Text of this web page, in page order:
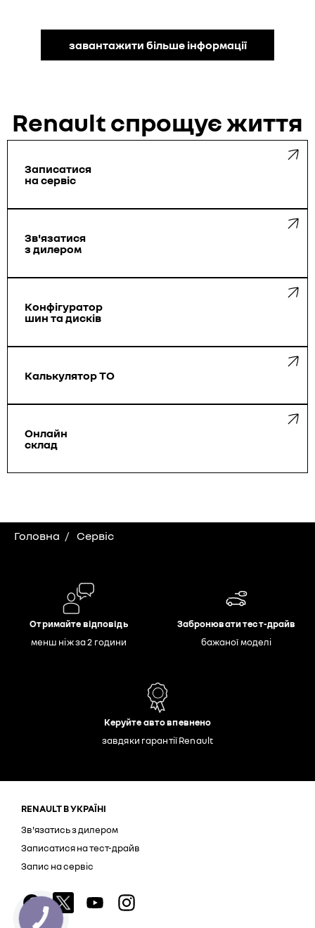
завантажити більше інформації
Renault спрощує життя
Записатися
на сервіс
Зв'язатися
з дилером
Конфігуратор
шин та дисків
Калькулятор ТО
Онлайн
склад
Головна Сервіс
Отримайте відповідь
менш ніж за 2 години
Забронювати тест-драйв
бажаної моделі
Керуйте авто впевнено
завдяки гарантії Renault
RENAULT В УКРАЇНІ
Зв'язатись з дилером
Записатися на тест-драйв
Запис на сервіс